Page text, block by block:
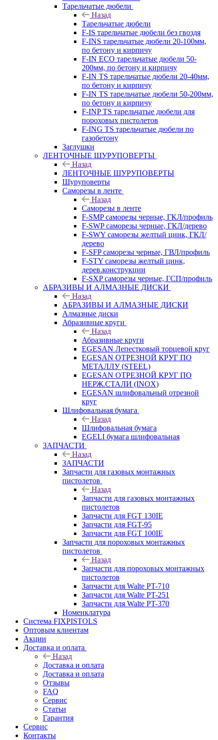
Тарельчатые дюбели
Назад
Тарельчатые дюбели
F-IS тарельчатые дюбели без гвоздя
F-INS тарельчатые дюбели 20-100мм,
по бетону и кирпичу
F-IN ECO тарельчатые дюбели 50-
200мм, по бетону и кирпичу
F-IN TS тарельчатые дюбели 20-40мм,
по бетону и кирпичу
F-IN TS тарельчатые дюбели 50-200мм,
по бетону и кирпичу
F-INP TS тарельчатые дюбели для
пороховых пистолетов
F-ING TS тарельчатые дюбели по
газобетону
Заглушки
ЛЕНТОЧНЫЕ ШУРУПОВЕРТЫ
Назад
ЛЕНТОЧНЫЕ ШУРУПОВЕРТЫ
Шуруповерты
Саморезы в ленте
Назад
Саморезы в ленте
F-SMP саморезы черные, ГКЛ/профиль
F-SWP саморезы черные, ГКЛ/дерево
F-SWY саморезы желтый цинк, ГКЛ/
дерево
F-SFP саморезы черные, ГВЛ/профиль
F-STY саморезы желтый цинк,
дерев.конструкции
F-SXP саморезы черные, ГСП/профиль
АБРАЗИВЫ И АЛМАЗНЫЕ ДИСКИ
Назад
АБРАЗИВЫ И АЛМАЗНЫЕ ДИСКИ
Алмазные диски
Абразивные круги
Назад
Абразивные круги
EGESAN Лепестковый торцевой круг
EGESAN ОТРЕЗНОЙ КРУГ ПО
МЕТАЛЛУ (STEEL)
EGESAN ОТРЕЗНОЙ КРУГ ПО
НЕРЖ.СТАЛИ (INOX)
EGESAN шлифовальный отрезной
круг
Шлифовальная бумага
Назад
Шлифовальная бумага
EGELI бумага шлифовальная
ЗАПЧАСТИ
Назад
ЗАПЧАСТИ
Запчасти для газовых монтажных
пистолетов
Назад
Запчасти для газовых монтажных
пистолетов
Запчасти для FGT 130IE
Запчасти для FGT-95
Запчасти для FGT 100IE
Запчасти для пороховых монтажных
пистолетов
Назад
Запчасти для пороховых монтажных
пистолетов
Запчасти для Walte PT-710
Запчасти для Walte PT-251
Запчасти для Walte PT-370
Номенклатура
Система FIXPISTOLS
Оптовым клиентам
Акции
Доставка и оплата
Назад
Доставка и оплата
Доставка и оплата
Отзывы
FAQ
Сервис
Статьи
Гарантия
Сервис
Контакты